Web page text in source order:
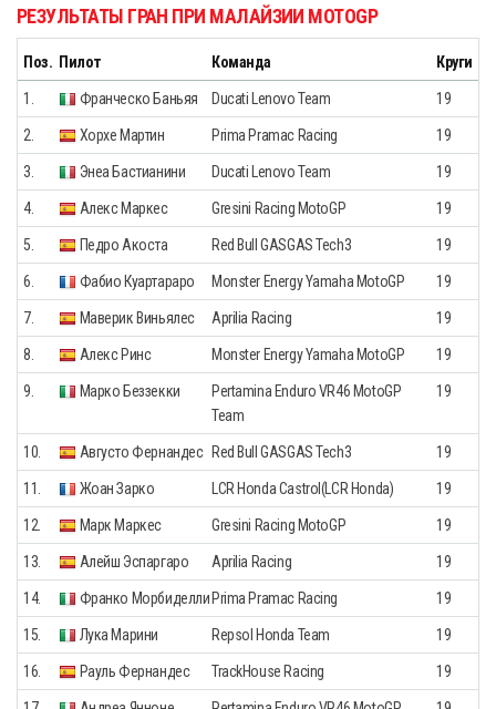
РЕЗУЛЬТАТЫ ГРАН ПРИ МАЛАЙЗИИ MOTOGP
Поз. Пилот Команда Круги
1. Франческо Баньяя Ducati Lenovo Team 19
2. Хорхе Мартин Prima Pramac Racing 19
3. Энеа Бастианини Ducati Lenovo Team 19
4. Алекс Маркес Gresini Racing MotoGP 19
5. Педро Акоста Red Bull GASGAS Tech3 19
6. Фабио Куартараро Monster Energy Yamaha MotoGP 19
7. Маверик Виньялес Aprilia Racing 19
8. Алекс Ринс Monster Energy Yamaha MotoGP 19
9. Марко Беззекки
Pertamina Enduro VR46 MotoGP
Team
19
10. Августо Фернандес Red Bull GASGAS Tech3 19
11. Жоан Зарко LCR Honda Castrol(LCR Honda) 19
12. Марк Маркес Gresini Racing MotoGP 19
13. Алейш Эспаргаро Aprilia Racing 19
14. Франко МорбиделлиPrima Pramac Racing 19
15. Лука Марини Repsol Honda Team 19
16. Рауль Фернандес TrackHouse Racing 19